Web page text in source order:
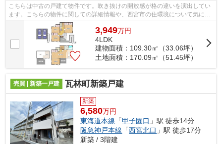
こちらは中古の戸建て物件です。吹き抜けの開放感が格の違いを演出してい
ます。こちらの物件に関しての詳細情報や、西宮市の住環境について気にな
るのであれば、お気軽にお問い合わせ...
3,949万円
4LDK
建物面積：109.30㎡（33.06坪）
土地面積：170.09㎡（51.45坪）
売買 | 新築一戸建 瓦林町新築戸建
新築
6,580万円
東海道本線 「甲子園口 」駅 徒歩14分
阪急神戸本線 「西宮北口 」駅 徒歩17分
新築 / 3階建